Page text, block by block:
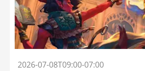
2026-07-08T09:00-07:00